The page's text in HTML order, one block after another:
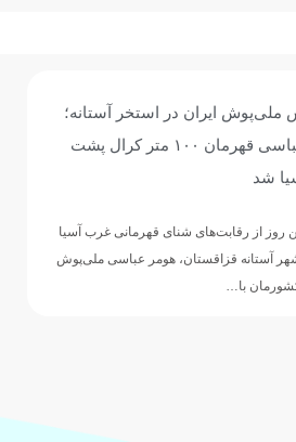
آیین نامه جشنواره شنا پسران - جنوب کشور -
جام زنده رود اصفهان
نامه جشنواره شنا پسران – اصفهان پرینت مطلب